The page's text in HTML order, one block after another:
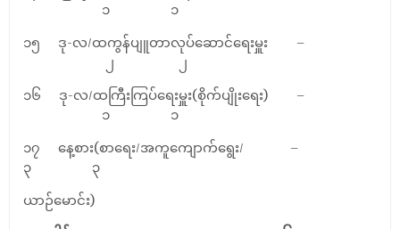
၁ ၁
၁၅ ဒု-လ/ထကွန်ပျူတာလုပ်ဆောင်ရေးမှူး –
၂ ၂
၁၆ ဒု-လ/ထကြီးကြပ်ရေးမှူး(စိုက်ပျိုးရေး) –
၁ ၁
၁၇ နေ့စား(စာရေး/အကူကျောက်ရွေး/ –
၃ ၃
ယာဉ်မောင်း)